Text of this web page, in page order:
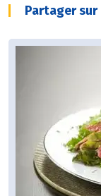
Partager sur